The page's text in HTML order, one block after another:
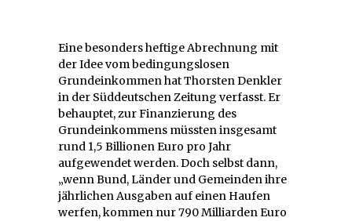
Eine besonders heftige Abrechnung mit
der Idee vom bedingungslosen
Grundeinkommen hat Thorsten Denkler
in der Süddeutschen Zeitung verfasst. Er
behauptet, zur Finanzierung des
Grundeinkommens müssten insgesamt
rund 1,5 Billionen Euro pro Jahr
aufgewendet werden. Doch selbst dann,
„wenn Bund, Länder und Gemeinden ihre
jährlichen Ausgaben auf einen Haufen
werfen, kommen nur 790 Milliarden Euro